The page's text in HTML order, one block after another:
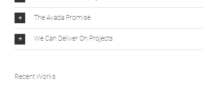
The Avada Promise
We Can Deliver On Projects
Recent Works